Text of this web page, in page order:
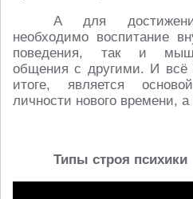
А для
необходимо воспитание
поведения, так и
общения с другими. И всё
итоге, является
личности нового времени,
Типы строя психики